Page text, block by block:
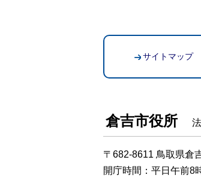
サイトマップ
倉吉市役所
〒682-8611 鳥取県倉
開庁時間：平日午前8